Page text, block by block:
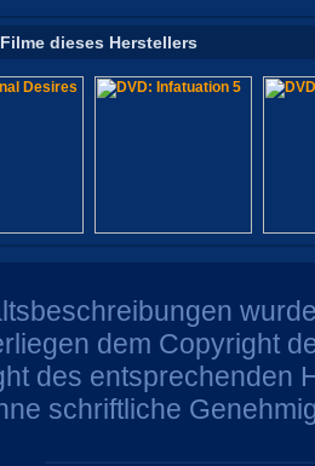
dieses Herstellers
dem Copyright
des entsprechenden
schriftliche